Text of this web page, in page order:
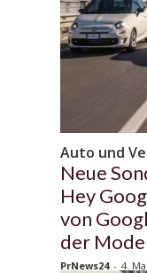
Auto und
Neue
Hey
von
der
PrNews24 - 4.